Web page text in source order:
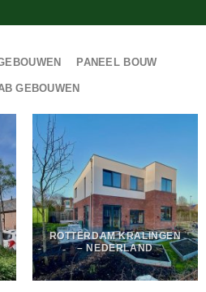
PANEEL BOUW
GEBOUWEN
ROTTERDAM KRALINGEN
– NEDERLAND